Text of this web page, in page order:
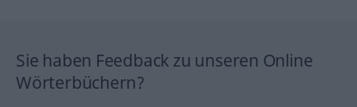
Sie haben Feedback zu unseren Online
Wörterbüchern?